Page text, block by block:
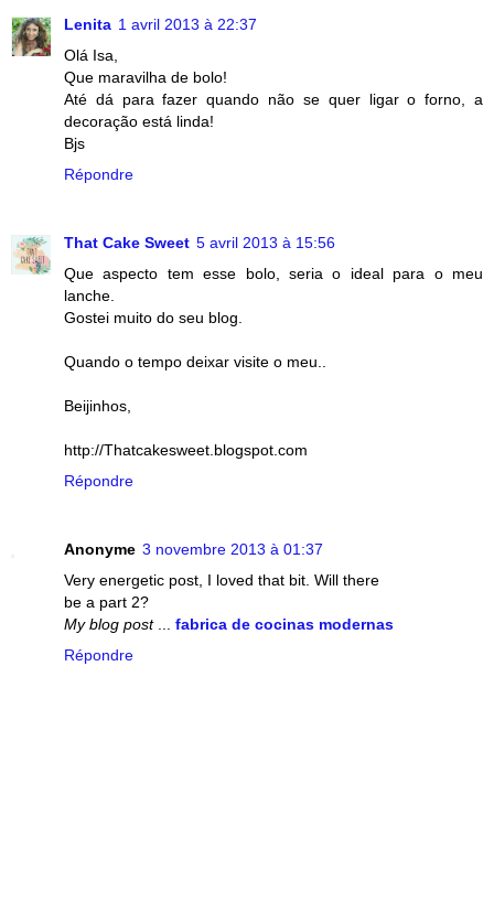
Lenita 1 avril 2013 à 22:37
Olá Isa,
Que maravilha de bolo!
Até dá para fazer quando não se quer ligar o forno, a
decoração está linda!
Bjs
Répondre
That Cake Sweet 5 avril 2013 à 15:56
Que aspecto tem esse bolo, seria o ideal para o meu
lanche.
Gostei muito do seu blog.
Quando o tempo deixar visite o meu..
Beijinhos,
http://Thatcakesweet.blogspot.com
Répondre
Anonyme 3 novembre 2013 à 01:37
Very energetic post, I loved that bit. Will there
be a part 2?
My blog post... fabrica de cocinas modernas
Répondre